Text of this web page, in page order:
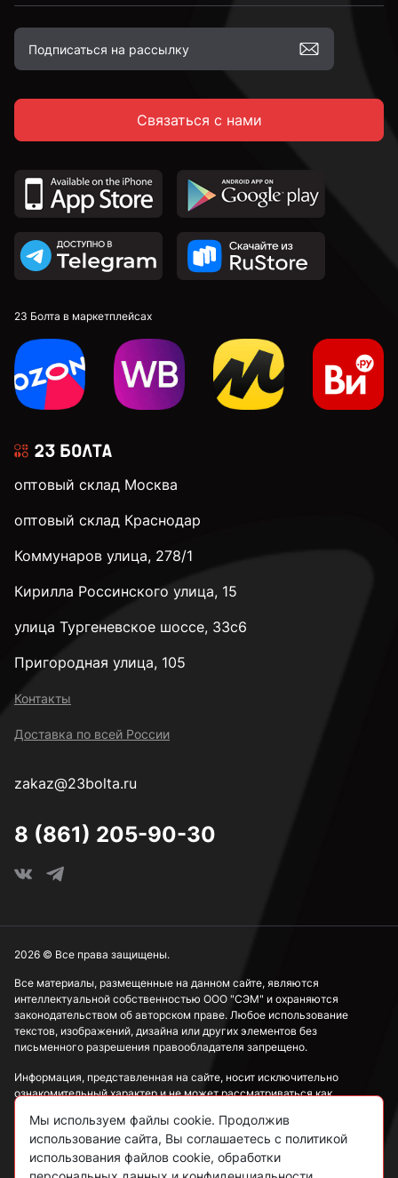
Связаться с нами
23 Болта в маркетплейсах
оптовый склад Москва
оптовый склад Краснодар
Коммунаров улица, 278/1
Кирилла Россинского улица, 15
улица Тургеневское шоссе, 33с6
Пригородная улица, 105
Контакты
Доставка по всей России
zakaz@23bolta.ru
8 (861) 205-90-30
Все материалы, размещенные на данном сайте, являются
интеллектуальной собственностью ООО "СЭМ" и охраняются
законодательством об авторском праве. Любое использование
текстов, изображений, дизайна или других элементов без
письменного разрешения правообладателя запрещено.
Информация, представленная на сайте, носит исключительно
ознакомительный характер и не может рассматриваться как
Политика конфиденциальности
2026 © Все права защищены.
Мы используем файлы cookie. Продолжив
использование сайта, Вы соглашаетесь с политикой
использования файлов cookie, обработки